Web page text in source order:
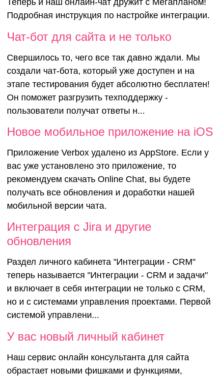
работе?
Теперь и наш онлайн-чат дружит с Мегапланом!
Подробная инструкция по настройке интеграции.
Чат-бот
и не
Чат-бот для сайта и не только
Свершилось то, чего все так давно ждали. Мы
создали чат-бота, который уже доступен и на
этапе тестирования будет абсолютно бесплатен!
Он поможет разгрузить техподдержку -
пользователи получат ответы н...
Новое мобильное приложение на iOS
Приложение Verbox удалено из AppStore. Если у
вас уже установлено это приложение, то
рекомендуем скачать Online Chat, вы будете
получать все обновления и доработки нашей
мобильной версии чата.
Интеграция с Jira и другие
обновления
Раздел личного кабинета "Интеграции - CRM"
теперь называется "Интеграции - CRM и задачи"
и включает в себя интеграции не только с CRM,
но и с системами управления проектами. Первой
системой управлени...
У вас новый личный кабинет
Наш сервис онлайн консультанта для сайта
обрастает новыми фишками и функциями,